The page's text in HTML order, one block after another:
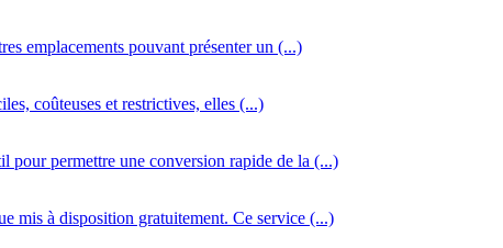
emplacements pouvant présenter un (...)
coûteuses et restrictives, elles (...)
pour permettre une conversion rapide de la (...)
mis à disposition gratuitement. Ce service (...)